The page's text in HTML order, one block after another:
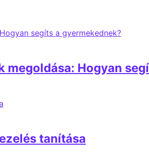
megoldása: Hogyan
tanítása